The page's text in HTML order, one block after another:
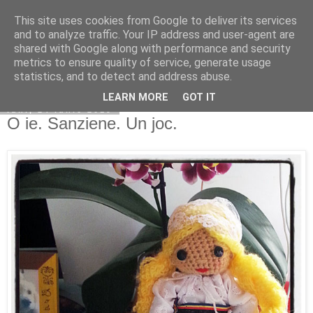
Copilarim
O ie. Sanziene. Un joc.
This site uses cookies from Google to deliver its services
and to analyze traffic. Your IP address and user-agent are
shared with Google along with performance and security
metrics to ensure quality of service, generate usage
statistics, and to detect and address abuse.
LEARN MORE GOT IT